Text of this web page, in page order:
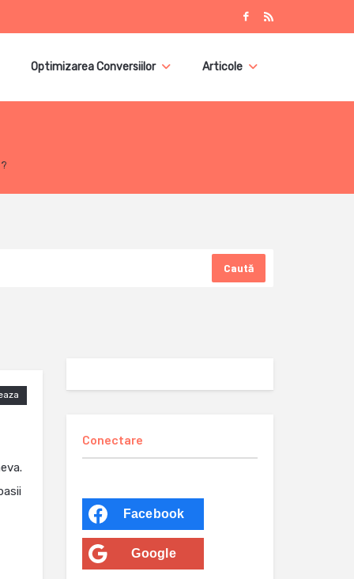
Optimizarea Conversiilor Articole
Caută
Conectare
Facebook
Google